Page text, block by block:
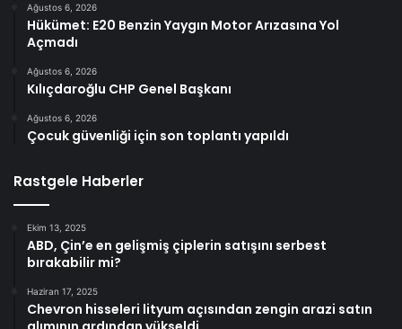
Ağustos 6, 2026
Hükümet: E20 Benzin Yaygın Motor Arızasına Yol
Açmadı
Ağustos 6, 2026
Kılıçdaroğlu CHP Genel Başkanı
Ağustos 6, 2026
Çocuk güvenliği için son toplantı yapıldı
Rastgele Haberler
Ekim 13, 2025
ABD, Çin’e en gelişmiş çiplerin satışını serbest
bırakabilir mi?
Haziran 17, 2025
Chevron hisseleri lityum açısından zengin arazi satın